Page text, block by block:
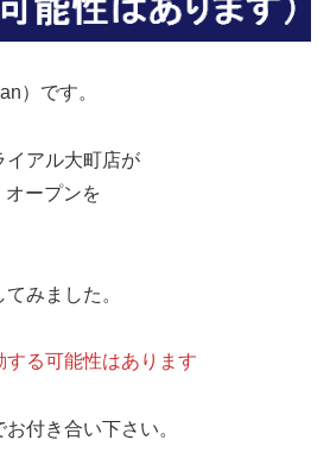
）です。
イアル大町店が
オープンを
みました。
る可能性はあります
付き合い下さい。